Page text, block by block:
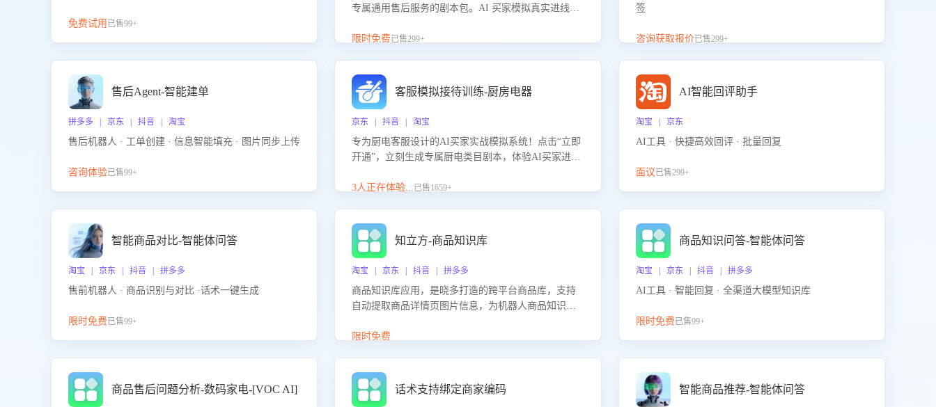
免费试用 已售99+
专属通用售后服务的剧本包。AI 买家模拟真实进线咨
咨询等售后场景的应对要点，轻松提升服务能力。
限时免费已售299+
签
咨询获取报价已售299+
售后Agent-智能建单
拼多多 | 京东 | 抖音 | 淘宝
售后机器人 · 工单创建 · 信息智能填充 · 图片同步上传
咨询体验已售99+
客服模拟接待训练-厨房电器
京东 | 抖音 | 淘宝
专为厨电客服设计的AI买家实战模拟系统！点击“立即
开通”，立刻生成专属厨电类目剧本，体验AI买家进线
能咨询”等真实场景应对技巧！
3人正在体验...已售1659+
AI智能回评助手
淘宝 | 京东
AI工具 · 快捷高效回评 · 批量回复
面议已售299+
智能商品对比-智能体问答
淘宝 | 京东 | 抖音 | 拼多多
售前机器人 · 商品识别与对比 ·话术一键生成
限时免费已售99+
知立方-商品知识库
淘宝 | 京东 | 抖音 | 拼多多
商品知识库应用，是晓多打造的跨平台商品库，支持
自动提取商品详情页图片信息，为机器人商品知识问
商品知识。
限时免费
商品知识问答-智能体问答
淘宝 | 京东 | 抖音 | 拼多多
AI工具 · 智能回复 · 全渠道大模型知识库
限时免费已售99+
商品售后问题分析-数码家电-[VOC AI] 话术支持绑定商家编码 智能商品推荐-智能体问答